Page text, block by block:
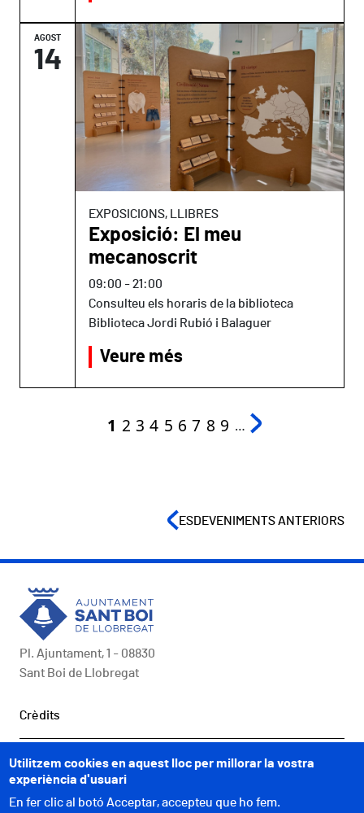
Pàgina actual
1 Page
2 Page
3 Page
4 Page
5 Page
6 Page
7 Page
8 Page
9 …
AGOST
14
EXPOSICIONS, LLIBRES
Exposició: El meu
mecanoscrit
09:00 -21:00
Consulteu els horaris de la biblioteca
Biblioteca Jordi Rubió i Balaguer
Veure més
ESDEVENIMENTS ANTERIORS
Pl. Ajuntament, 1 - 08830
Sant Boi de Llobregat
Peu
Crèdits
COMUNICACIÓ
A UN CLIC
Utilitzem cookies en aquest lloc per millorar la vostra
experiència d'usuari
En fer clic al botó Acceptar, accepteu que ho fem.